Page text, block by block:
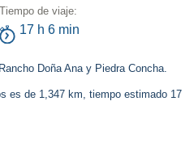
Tiempo de viaje:
17 h 6 min
Doña Ana y Piedra Concha.
es de 1,347 km, tiempo estimado 17